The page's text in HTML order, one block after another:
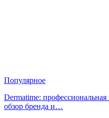
Популярное
Dermatime:
обзор бренда и…